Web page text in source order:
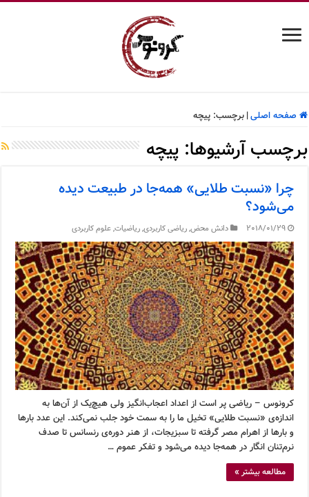
صفحه اصلی| برچسب:پیچه
برچسب آرشیوها: پیچه
چرا «نسبت طلایی» همه‌جا در طبیعت دیده
می‌شود؟
2018/01/29 دانش محض,ریاضی کاربردی,ریاضیات,علوم کاربردی
کرونوس – ریاضی پر است از اعداد اعجاب‌انگیز ولی هیچ‌یک از آن‌ها به
اندازه‌ی «نسبت طلایی» تخیل ما را به سمت خود جلب نمی‌کند. این عدد بارها
و بارها از اهرام مصر گرفته تا سبزیجات، از هنر دوره‌ی رنسانس تا صدف
نرم‌تنان انگار در همه‌جا دیده می‌شود و تفکر عموم …
مطالعه بیشتر »